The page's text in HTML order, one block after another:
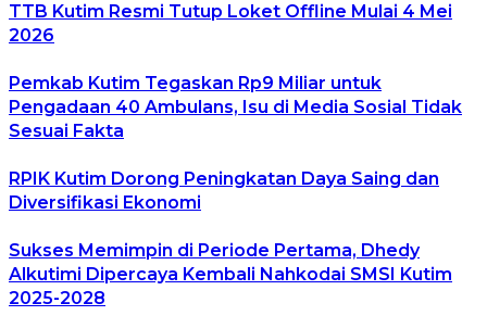
TTB Kutim Resmi Tutup Loket Offline Mulai 4 Mei
2026
Pemkab Kutim Tegaskan Rp9 Miliar untuk
Pengadaan 40 Ambulans, Isu di Media Sosial Tidak
Sesuai Fakta
RPIK Kutim Dorong Peningkatan Daya Saing dan
Diversifikasi Ekonomi
Sukses Memimpin di Periode Pertama, Dhedy
Alkutimi Dipercaya Kembali Nahkodai SMSI Kutim
2025-2028